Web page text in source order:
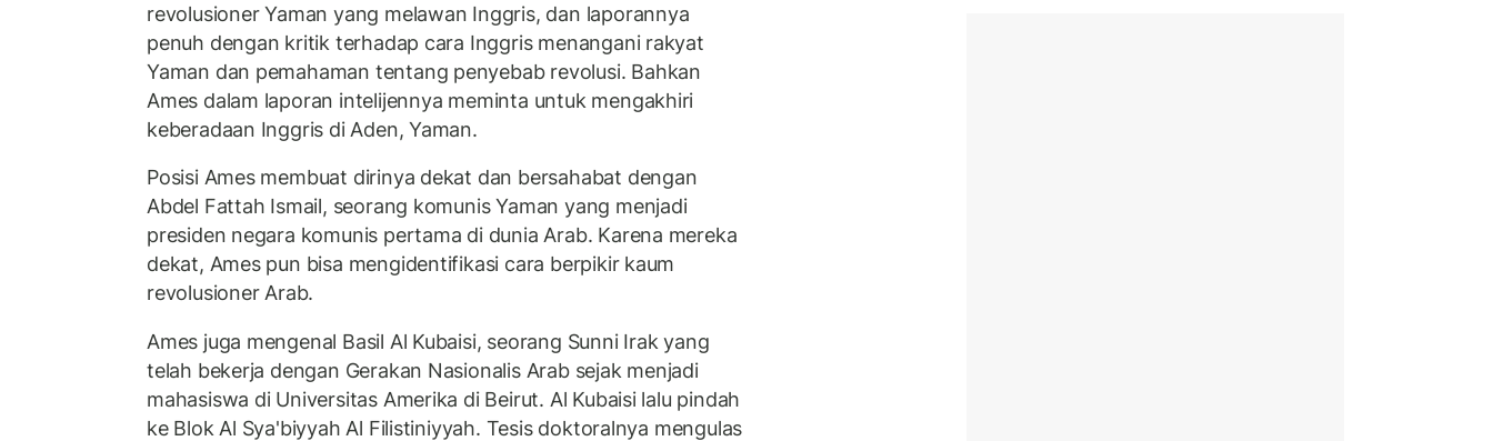
revolusioner Yaman yang melawan Inggris, dan laporannya
penuh dengan kritik terhadap cara Inggris menangani rakyat
Yaman dan pemahaman tentang penyebab revolusi. Bahkan
Ames dalam laporan intelijennya meminta untuk mengakhiri
keberadaan Inggris di Aden, Yaman.
Posisi Ames membuat dirinya dekat dan bersahabat dengan
Abdel Fattah Ismail, seorang komunis Yaman yang menjadi
presiden negara komunis pertama di dunia Arab. Karena mereka
dekat, Ames pun bisa mengidentifikasi cara berpikir kaum
revolusioner Arab.
Ames juga mengenal Basil Al Kubaisi, seorang Sunni Irak yang
telah bekerja dengan Gerakan Nasionalis Arab sejak menjadi
mahasiswa di Universitas Amerika di Beirut. Al Kubaisi lalu pindah
ke Blok Al Sya'biyyah Al Filistiniyyah. Tesis doktoralnya mengulas